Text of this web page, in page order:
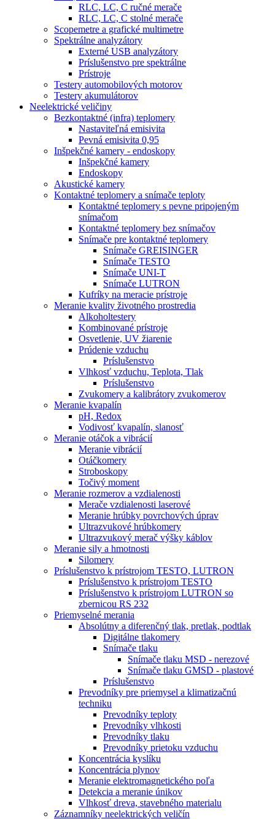
RLC, LC, C ručné merače
RLC, LC, C stolné merače
Scopemetre a grafické multimetre
Spektrálne analyzátory
Externé USB analyzátory
Príslušenstvo pre spektrálne
Prístroje
Testery automobilových motorov
Testery akumulátorov
Neelektrické veličiny
Bezkontaktné (infra) teplomery
Nastaviteľná emisivita
Pevná emisivita 0,95
Inšpekčné kamery - endoskopy
Inšpekčné kamery
Endoskopy
Akustické kamery
Kontaktné teplomery a snímače teploty
Kontaktné teplomery s pevne pripojeným
snímačom
Kontaktné teplomery bez snímačov
Snímače pre kontaktné teplomery
Snímače GREISINGER
Snímače TESTO
Snímače UNI-T
Snímače LUTRON
Kufríky na meracie prístroje
Meranie kvality životného prostredia
Alkoholtestery
Kombinované prístroje
Osvetlenie, UV žiarenie
Prúdenie vzduchu
Príslušenstvo
Vlhkosť vzduchu, Teplota, Tlak
Príslušenstvo
Zvukomery a kalibrátory zvukomerov
Meranie kvapalín
pH, Redox
Vodivosť kvapalín, slanosť
Meranie otáčok a vibrácií
Meranie vibrácií
Otáčkomery
Stroboskopy
Točivý moment
Meranie rozmerov a vzdialenosti
Merače vzdialenosti laserové
Meranie hrúbky povrchových úprav
Ultrazvukové hrúbkomery
Ultrazvukový merač výšky káblov
Meranie sily a hmotnosti
Silomery
Príslušenstvo k prístrojom TESTO, LUTRON
Príslušenstvo k prístrojom TESTO
Príslušenstvo k prístrojom LUTRON so
zbernicou RS 232
Priemyselné merania
Absolútny a diferenčný tlak, pretlak, podtlak
Digitálne tlakomery
Snímače tlaku
Snímače tlaku MSD - nerezové
Snímače tlaku GMSD - plastové
Príslušenstvo
Prevodníky pre priemysel a klimatizačnú
techniku
Prevodníky teploty
Prevodníky vlhkosti
Prevodníky tlaku
Prevodníky prietoku vzduchu
Koncentrácia kyslíku
Koncentrácia plynov
Meranie elektromagnetického poľa
Detekcia a meranie únikov
Vlhkosť dreva, stavebného materialu
Záznamníky neelektrických veličín